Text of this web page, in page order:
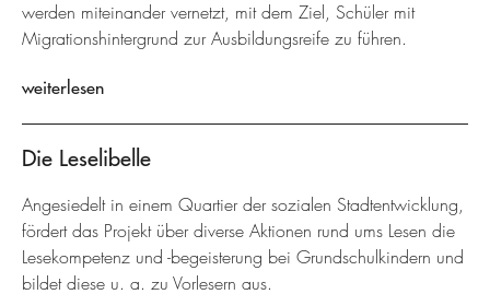
werden miteinander vernetzt, mit dem Ziel, Schüler mit
Migrationshintergrund zur Ausbildungsreife zu führen.
weiterlesen
Die Leselibelle
Angesiedelt in einem Quartier der sozialen Stadtentwicklung,
fördert das Projekt über diverse Aktionen rund ums Lesen die
Lesekompetenz und -begeisterung bei Grundschulkindern und
bildet diese u. a. zu Vorlesern aus.